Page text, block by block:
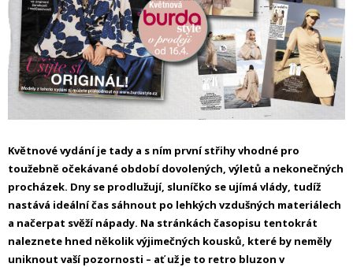
Květnové vydání je tady a s ním první střihy vhodné pro
toužebně očekávané období dovolených, výletů a nekonečných
procházek. Dny se prodlužují, sluníčko se ujímá vlády, tudíž
nastává ideální čas sáhnout po lehkých vzdušných materiálech
a načerpat svěží nápady. Na stránkách časopisu tentokrát
naleznete hned několik výjimečných kousků, které by neměly
uniknout vaší pozornosti – ať už je to retro bluzon v